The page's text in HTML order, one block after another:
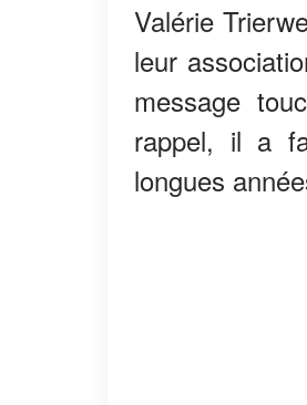
Valérie
leur
message
rappel, il a
longues